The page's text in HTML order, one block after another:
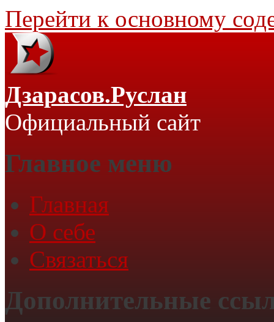
Перейти к основному
Дзарасов.Руслан
Официальный сайт
Главное меню
Главная
О себе
Связаться
Дополнительные